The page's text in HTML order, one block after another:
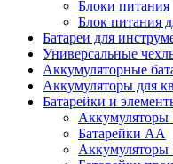
Блоки питания
Блок питания
Батареи для
Универсальные
Аккумуляторные
Аккумуляторы для
Батарейки и
Аккумуляторы
Батарейки АА
Аккумуляторы